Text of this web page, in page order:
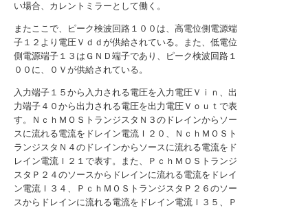
い場合、カレントミラーとして働く。
またここで、ピーク検波回路１００は、高電位側電源端
子１２より電圧Ｖｄｄが供給されている。また、低電位
側電源端子１３はＧＮＤ端子であり、ピーク検波回路１
００に、０Ｖが供給されている。
入力端子１５から入力される電圧を入力電圧Ｖｉｎ、出
力端子４０から出力される電圧を出力電圧Ｖｏｕｔで表
す。ＮｃｈＭＯＳトランジスタＮ３のドレインからソー
スに流れる電流をドレイン電流Ｉ２０、ＮｃｈＭＯＳト
ランジスタＮ４のドレインからソースに流れる電流をド
レイン電流Ｉ２１で表す。また、ＰｃｈＭＯＳトランジ
スタＰ２４のソースからドレインに流れる電流をドレイ
ン電流Ｉ３４、ＰｃｈＭＯＳトランジスタＰ２６のソー
スからドレインに流れる電流をドレイン電流Ｉ３５、Ｐ